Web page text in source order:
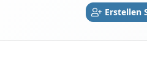
Erstellen